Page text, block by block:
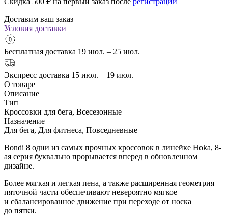
Доставим ваш заказ
Условия доставки
Бесплатная доставка 19 июл. – 25 июл.
Экспресс доставка 15 июл. – 19 июл.
О товаре
Описание
Тип
Кроссовки для бега, Всесезонные
Назначение
Для бега, Для фитнеса, Повседневные
Bondi 8 одни из самых прочных кроссовок в линейке Hoka, 8-
ая серия буквально прорывается вперед в обновленном
дизайне.
Более мягкая и легкая пена, а также расширенная геометрия
пяточной части обеспечивают невероятно мягкое
и сбалансированное движение при переходе от носка
до пятки.